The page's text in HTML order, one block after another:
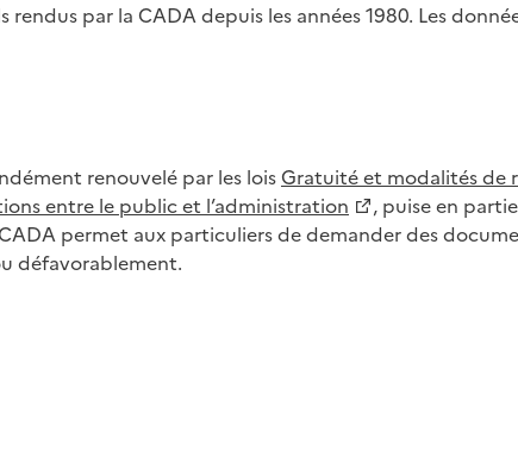
par la CADA depuis les années 1980. Les
renouvelé par les loisGratuité et modalités de
entre le public et l’administration
, puise en
permet aux particuliers de demander des
défavorablement.